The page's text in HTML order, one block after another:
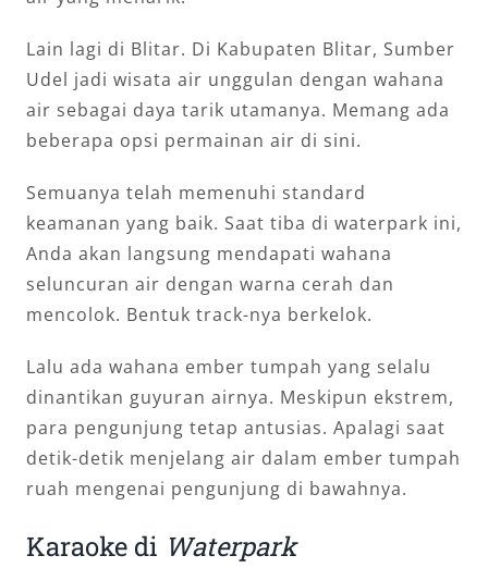
Lain lagi di Blitar. Di Kabupaten Blitar, Sumber
Udel jadi wisata air unggulan dengan wahana
air sebagai daya tarik utamanya. Memang ada
beberapa opsi permainan air di sini.
Semuanya telah memenuhi standard
keamanan yang baik. Saat tiba di waterpark ini,
Anda akan langsung mendapati wahana
seluncuran air dengan warna cerah dan
mencolok. Bentuk track-nya berkelok.
Lalu ada wahana ember tumpah yang selalu
dinantikan guyuran airnya. Meskipun ekstrem,
para pengunjung tetap antusias. Apalagi saat
detik-detik menjelang air dalam ember tumpah
ruah mengenai pengunjung di bawahnya.
Karaoke di Waterpark